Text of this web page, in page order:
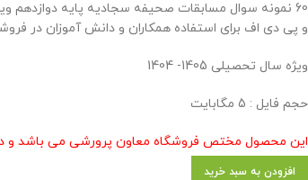
و پی دی اف برای استفاده همکاران و دانش آموزان در
ویژه سال تحصیلی 1405- 1404
حجم فایل : 5 مگابایت
این محصول مختص فروشگاه معاون پرورشی می باشد و
افزودن به سبد خرید